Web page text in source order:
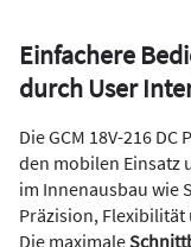
Einfachere
durch User
Die GCM 18V-216
den mobilen Einsatz
im Innenausbau wie
Präzision,
Die maximale